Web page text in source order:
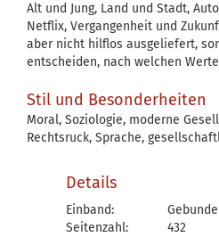
Alt und Jung, Land und Stadt,
Netflix, Vergangenheit und
aber nicht hilflos ausgeliefert,
entscheiden, nach welchen
Stil und Besonderheiten
Moral, Soziologie, moderne
Rechtsruck, Sprache,
Details
Einband:
Seitenzahl:
432